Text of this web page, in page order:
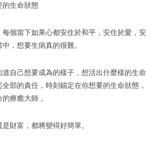
的生命狀態
個當下如果心都安住於和平，安住於愛，安
，想要生病真的很難。
自己想要成為的樣子，想活出什麼樣的生命
部的責任，時刻錨定在你想要的生命狀態，
療癒大師 。
財富，都將變得好簡單。